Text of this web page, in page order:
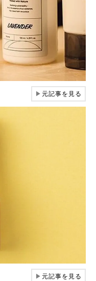
▶元記事を見る
▶元記事を見る